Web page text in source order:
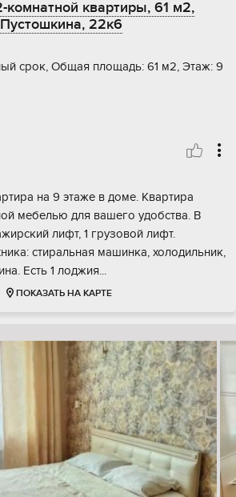
комнатной квартиры, 61 м2,
22к6
срок, Общая площадь: 61 м2, Этаж: 9
на 9 этаже в доме. Квартира
мебелью для вашего удобства. В
лифт, 1 грузовой лифт.
стиральная машинка, холодильник,
Есть 1 лоджия...
ПОКАЗАТЬ НА КАРТЕ